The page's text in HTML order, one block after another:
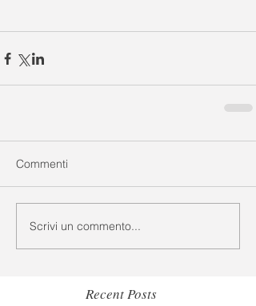
Commenti
Scrivi un commento...
Recent Posts